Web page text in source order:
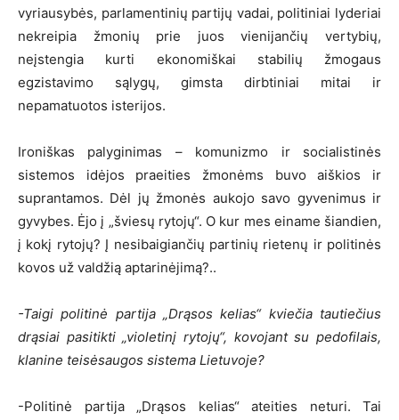
vyriausybės, parlamentinių partijų vadai, politiniai lyderiai
nekreipia žmonių prie juos vienijančių vertybių,
neįstengia kurti ekonomiškai stabilių žmogaus
egzistavimo sąlygų, gimsta dirbtiniai mitai ir
nepamatuotos isterijos.
Ironiškas palyginimas – komunizmo ir socialistinės
sistemos idėjos praeities žmonėms buvo aiškios ir
suprantamos. Dėl jų žmonės aukojo savo gyvenimus ir
gyvybes. Ėjo į „šviesų rytojų“. O kur mes einame šiandien,
į kokį rytojų? Į nesibaigiančių partinių rietenų ir politinės
kovos už valdžią aptarinėjimą?..
-Taigi politinė partija „Drąsos kelias“ kviečia tautiečius
drąsiai pasitikti „violetinį rytojų“, kovojant su pedofilais,
klanine teisėsaugos sistema Lietuvoje?
-Politinė partija „Drąsos kelias“ ateities neturi. Tai